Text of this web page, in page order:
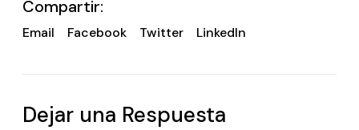
Compartir:
Email Facebook Twitter LinkedIn
Dejar una Respuesta